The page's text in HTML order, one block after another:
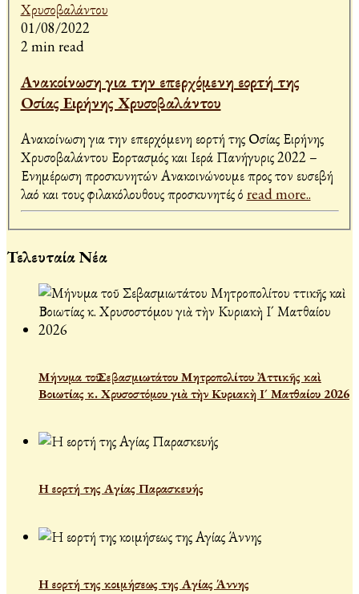
01/08/2022
2 min read
Ανακοίνωση για την επερχόμενη εορτή της
Οσίας Ειρήνης Χρυσοβαλάντου
Ανακοίνωση για την επερχόμενη εορτή της Οσίας Ειρήνης
Χρυσοβαλάντου Εορτασμός και Ιερά Πανήγυρις 2022 –
Ενημέρωση προσκυνητών Ανακοινώνουμε προς τον ευσεβή
λαό και τους φιλακόλουθους προσκυνητές ό read more..
Τελευταία Νέα
Μήνυμα τοῦ Σεβασμιωτάτου Μητροπολίτου Ἀττικῆς καὶ
Βοιωτίας κ. Χρυσοστόμου γιὰ τὴν Κυριακὴ Ι´ Ματθαίου 2026
Η εορτή της Αγίας Παρασκευής
Η εορτή της κοιμήσεως της Αγίας Άννης